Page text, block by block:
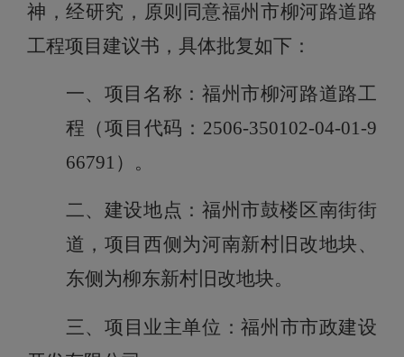
神，经研究，原则同意福州市柳河路道路
工程项目建议书，具体批复如下：
一、项目名称： 福州市柳河路道路工
程 （项目代码：2506-350102-04-01-9
66791）。
二、建设地点： 福州市鼓楼区南街街
道，项目西侧为河南新村旧改地块、
东侧为柳东新村旧改地块。
三、 项目业主单位：福州市市政建设